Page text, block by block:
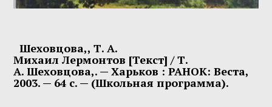
Шеховцова,, Т. А.
Михаил Лермонтов [Текст] / Т.
А.Шеховцова,. — Харьков : РАНОК: Веста,
2003. — 64 с. — (Школьная программа).